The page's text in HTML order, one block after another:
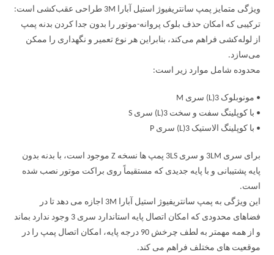
ویژگی متمایز پمپ سانتریفیوژ استیل آبارا 3M طراحی عقب‌کشی است:
ترکیبی که امکان حذف بلوک پروانه-موتور را بدون جدا کردن بدنه پمپ
از لوله‌کشی فراهم می‌کند، بنابراین هر نوع تعمیر و نگهداری را ممکن
می‌سازد.
محدوده شامل موارد زیر است:
• مونوبلوک 3(L) سری M
• با کوپلینگ سفت و سخت 3(L) سری S
• با کوپلینگ الاستیک 3(L) سری P
برای سری 3LM و سری 3LS پمپ ها نسخه Z موجود است، با بدنه بدون
پایه پشتیبانی و با پایه جدیدی که مستقیماً روی براکت موتور نصب شده
است.
این ویژگی به پمپ سانتریفیوژ استیل آبارا 3M اجازه می دهد تا در
فضاهای محدودی که امکان اتصال پایه استاندارد سری 3 وجود ندارد بماند
و از همه مهمتر به لطف چرخش 90 درجه پایه، امکان اتصال پمپ را در
موقعیت های مختلف فراهم می کند.